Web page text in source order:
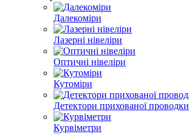
Далекоміри
Лазерні нівеліри
Оптичні нівеліри
Кутоміри
Детектори прихованої проводки
Курвіметри